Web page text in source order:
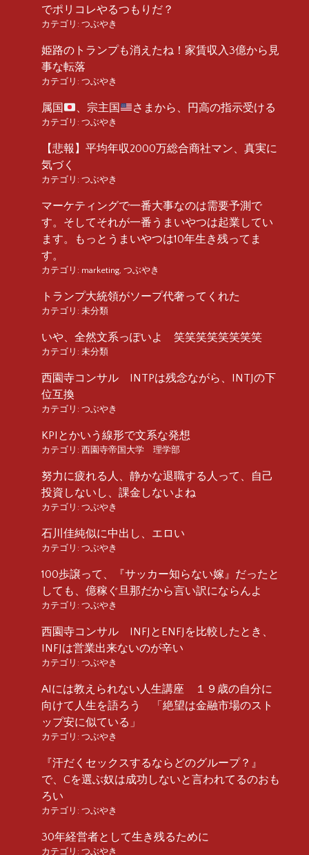
でポリコレやるつもりだ？
カテゴリ: つぶやき
姫路のトランプも消えたね！家賃収入3億から見
事な転落
カテゴリ: つぶやき
属国 、宗主国 さまから、円高の指示受ける
カテゴリ: つぶやき
【悲報】平均年収2000万総合商社マン、真実に
気づく
カテゴリ: つぶやき
マーケティングで一番大事なのは需要予測で
す。そしてそれが一番うまいやつは起業してい
ます。もっとうまいやつは10年生き残ってま
す。
カテゴリ: marketing, つぶやき
トランプ大統領がソープ代奢ってくれた
カテゴリ: 未分類
いや、全然文系っぽいよ 笑笑笑笑笑笑笑笑
カテゴリ: 未分類
西園寺コンサル INTPは残念ながら、INTJの下
位互換
カテゴリ: つぶやき
KPIとかいう線形で文系な発想
カテゴリ: 西園寺帝国大学 理学部
努力に疲れる人、静かな退職する人って、自己
投資しないし、課金しないよね
カテゴリ: つぶやき
石川佳純似に中出し、エロい
カテゴリ: つぶやき
100歩譲って、『サッカー知らない嫁』だったと
しても、億稼ぐ旦那だから言い訳にならんよ
カテゴリ: つぶやき
西園寺コンサル INFJとENFJを比較したとき、
INFJは営業出来ないのが辛い
カテゴリ: つぶやき
AIには教えられない人生講座 １９歳の自分に
向けて人生を語ろう 「絶望は金融市場のスト
ップ安に似ている」
カテゴリ: つぶやき
『汗だくセックスするならどのグループ？』
で、Cを選ぶ奴は成功しないと言われてるのおも
ろい
カテゴリ: つぶやき
30年経営者として生き残るために
カテゴリ: つぶやき